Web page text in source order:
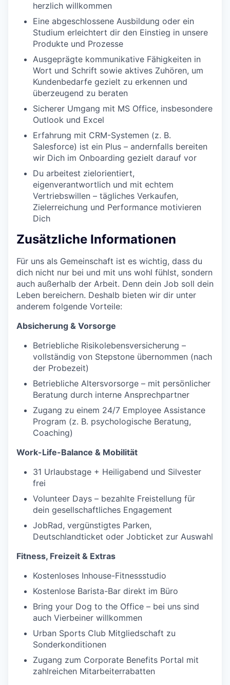
herzlich willkommen
Eine abgeschlossene Ausbildung oder ein
Studium erleichtert dir den Einstieg in unsere
Produkte und Prozesse
Ausgeprägte kommunikative Fähigkeiten in
Wort und Schrift sowie aktives Zuhören, um
Kundenbedarfe gezielt zu erkennen und
überzeugend zu beraten
Sicherer Umgang mit MS Office, insbesondere
Outlook und Excel
Erfahrung mit CRM-Systemen (z. B.
Salesforce) ist ein Plus – andernfalls bereiten
wir Dich im Onboarding gezielt darauf vor
Du arbeitest zielorientiert,
eigenverantwortlich und mit echtem
Vertriebswillen – tägliches Verkaufen,
Zielerreichung und Performance motivieren
Dich
Zusätzliche Informationen
Für uns als Gemeinschaft ist es wichtig, dass du
dich nicht nur bei und mit uns wohl fühlst, sondern
auch außerhalb der Arbeit. Denn dein Job soll dein
Leben bereichern. Deshalb bieten wir dir unter
anderem folgende Vorteile:
Absicherung & Vorsorge
Betriebliche Risikolebensversicherung –
vollständig von Stepstone übernommen (nach
der Probezeit)
Betriebliche Altersvorsorge – mit persönlicher
Beratung durch interne Ansprechpartner
Zugang zu einem 24/7 Employee Assistance
Program (z. B. psychologische Beratung,
Coaching)
Work-Life-Balance & Mobilität
31 Urlaubstage + Heiligabend und Silvester
frei
Volunteer Days – bezahlte Freistellung für
dein gesellschaftliches Engagement
JobRad, vergünstigtes Parken,
Deutschlandticket oder Jobticket zur Auswahl
Fitness, Freizeit & Extras
Kostenloses Inhouse-Fitnessstudio
Kostenlose Barista-Bar direkt im Büro
Bring your Dog to the Office – bei uns sind
auch Vierbeiner willkommen
Urban Sports Club Mitgliedschaft zu
Sonderkonditionen
Zugang zum Corporate Benefits Portal mit
zahlreichen Mitarbeiterrabatten